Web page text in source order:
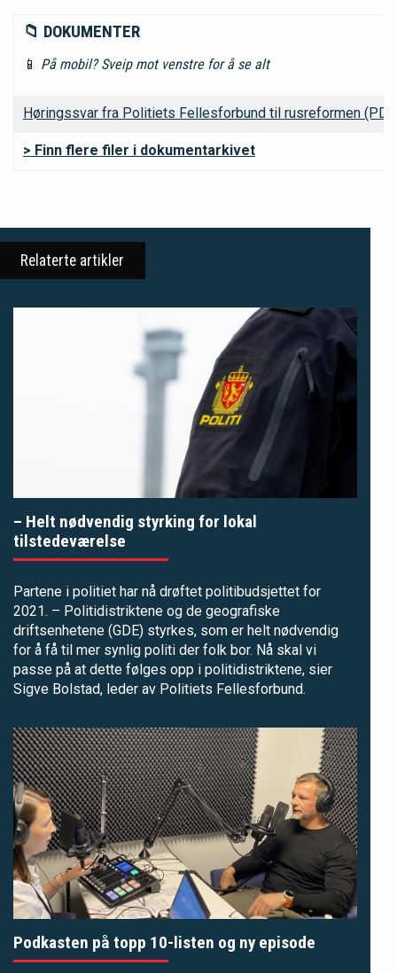
📁 DOKUMENTER
📱 På mobil? Sveip mot venstre for å se alt
Høringssvar fra Politiets Fellesforbund til rusreformen
> Finn flere filer i dokumentarkivet
Relaterte artikler
– Helt nødvendig styrking for lokal
tilstedeværelse
Partene i politiet har nå drøftet politibudsjettet for
2021. – Politidistriktene og de geografiske
driftsenhetene (GDE) styrkes, som er helt nødvendig
for å få til mer synlig politi der folk bor. Nå skal vi
passe på at dette følges opp i politidistriktene, sier
Sigve Bolstad, leder av Politiets Fellesforbund.
Podkasten på topp 10-listen og ny episode